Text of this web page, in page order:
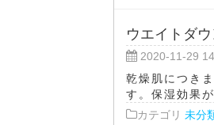
ウエイトダ
2020-11-29
乾燥肌につき
す。保湿効果
カテゴリ 未分